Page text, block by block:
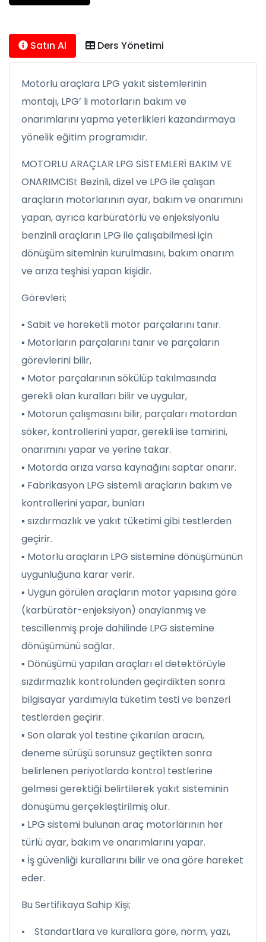
Satın Al Ders Yönetimi
Motorlu araçlara LPG yakıt sistemlerinin
montajı, LPG’ li motorların bakım ve
onarımlarını yapma yeterlikleri kazandırmaya
yönelik eğitim programıdır.
MOTORLU ARAÇLAR LPG SİSTEMLERİ BAKIM VE
ONARIMCISI: Bezinli, dizel ve LPG ile çalışan
araçların motorlarının ayar, bakım ve onarımını
yapan, ayrıca karbüratörlü ve enjeksiyonlu
benzinli araçların LPG ile çalışabilmesi için
dönüşüm siteminin kurulmasını, bakım onarım
ve arıza teşhisi yapan kişidir.
Görevleri;
▪ Sabit ve hareketli motor parçalarını tanır.
▪ Motorların parçalarını tanır ve parçaların
görevlerini bilir,
▪ Motor parçalarının sökülüp takılmasında
gerekli olan kuralları bilir ve uygular,
▪ Motorun çalışmasını bilir, parçaları motordan
söker, kontrollerini yapar, gerekli ise tamirini,
onarımını yapar ve yerine takar.
▪ Motorda arıza varsa kaynağını saptar onarır.
▪ Fabrikasyon LPG sistemli araçların bakım ve
kontrollerini yapar, bunları
▪ sızdırmazlık ve yakıt tüketimi gibi testlerden
geçirir.
▪ Motorlu araçların LPG sistemine dönüşümünün
uygunluğuna karar verir.
▪ Uygun görülen araçların motor yapısına göre
(karbüratör-enjeksiyon) onaylanmış ve
tescillenmiş proje dahilinde LPG sistemine
dönüşümünü sağlar.
▪ Dönüşümü yapılan araçları el detektörüyle
sızdırmazlık kontrolünden geçirdikten sonra
bilgisayar yardımıyla tüketim testi ve benzeri
testlerden geçirir.
▪ Son olarak yol testine çıkarılan aracın,
deneme sürüşü sorunsuz geçtikten sonra
belirlenen periyotlarda kontrol testlerine
gelmesi gerektiği belirtilerek yakıt sisteminin
dönüşümü gerçekleştirilmiş olur.
▪ LPG sistemi bulunan araç motorlarının her
türlü ayar, bakım ve onarımlarını yapar.
▪ İş güvenliği kurallarını bilir ve ona göre hareket
eder.
Bu Sertifikaya Sahip Kişi;
• Standartlara ve kurallara göre, norm, yazı,